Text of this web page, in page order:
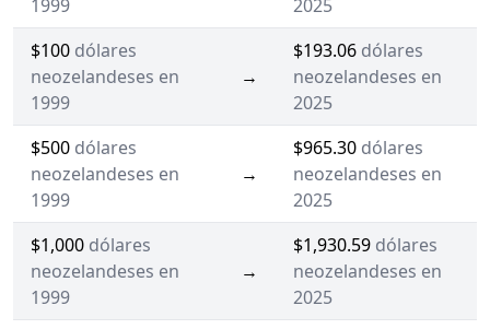
1999
2025
$100 dólares
neozelandeses en
1999
→
$193.06 dólares
neozelandeses en
2025
$500 dólares
neozelandeses en
1999
→
$965.30 dólares
neozelandeses en
2025
$1,000 dólares
neozelandeses en
1999
→
$1,930.59 dólares
neozelandeses en
2025